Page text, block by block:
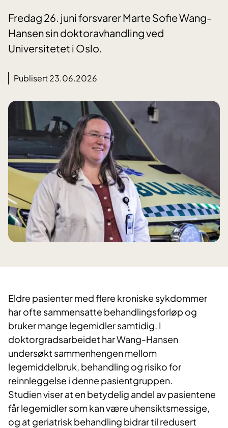
Fredag 26. juni forsvarer Marte Sofie Wang-
Hansen sin doktoravhandling ved
Universitetet i Oslo.
Publisert 23.06.2026
Eldre pasienter med flere kroniske sykdommer
har ofte sammensatte behandlingsforløp og
bruker mange legemidler samtidig. I
doktorgradsarbeidet har Wang-Hansen
undersøkt sammenhengen mellom
legemiddelbruk, behandling og risiko for
reinnleggelse i denne pasientgruppen.
Studien viser at en betydelig andel av pasientene
får legemidler som kan være uhensiktsmessige,
og at geriatrisk behandling bidrar til redusert